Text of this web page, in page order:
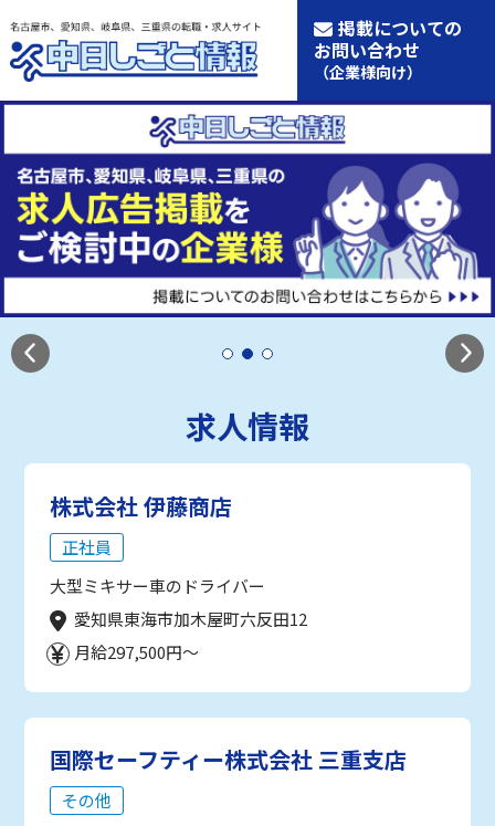
掲載についての
お問い合わせ
（企業様向け）
求人情報
株式会社 伊藤商店
正社員
大型ミキサー車のドライバー
愛知県東海市加木屋町六反田12
月給297,500円～
国際セーフティー株式会社 三重支店
その他